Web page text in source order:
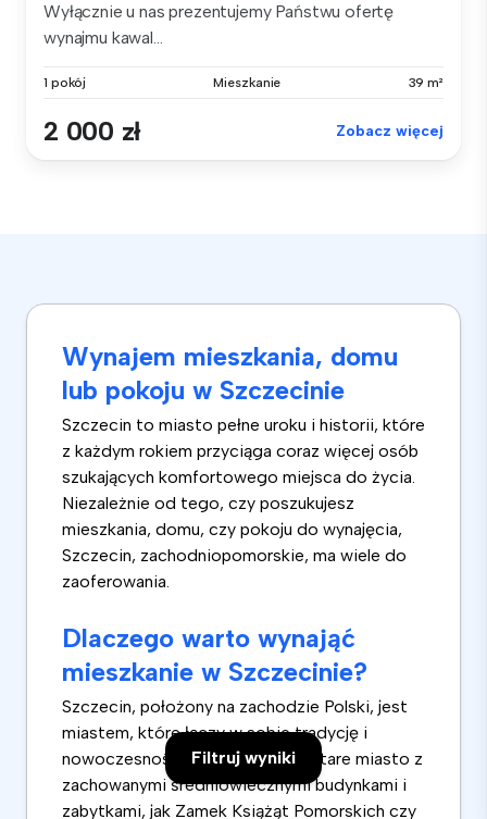
Filtruj wyniki
Wyłącznie u nas prezentujemy Państwu ofertę
wynajmu kawal...
1 pokój Mieszkanie 39 m²
2 000 zł Zobacz więcej
Wynajem mieszkania, domu
lub pokoju w Szczecinie
Szczecin to miasto pełne uroku i historii, które
z każdym rokiem przyciąga coraz więcej osób
szukających komfortowego miejsca do życia.
Niezależnie od tego, czy poszukujesz
mieszkania, domu, czy pokoju do wynajęcia,
Szczecin, zachodniopomorskie, ma wiele do
zaoferowania.
Dlaczego warto wynająć
mieszkanie w Szczecinie?
Szczecin, położony na zachodzie Polski, jest
miastem, które łączy w sobie tradycję i
nowoczesność. Z jednej strony, stare miasto z
zachowanymi średniowiecznymi budynkami i
zabytkami, jak Zamek Książąt Pomorskich czy